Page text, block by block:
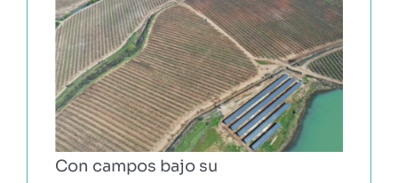
Con campos bajo su